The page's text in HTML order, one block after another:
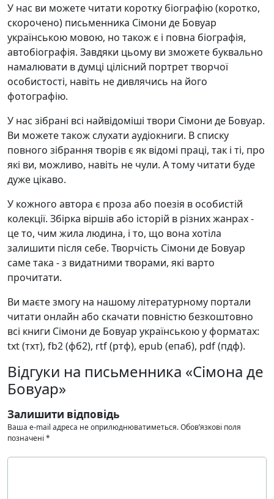
У нас ви можете читати коротку біографію (коротко,
скорочено) письменника Сімони де Бовуар
українською мовою, но також є і повна біографія,
автобіографія. Завдяки цьому ви зможете буквально
намалювати в думці цілісний портрет творчої
особистості, навіть не дивлячись на його
фотографію.
У нас зібрані всі найвідоміші твори Сімони де Бовуар.
Ви можете також слухати аудіокниги. В списку
повного зібрання творів є як відомі праці, так і ті, про
які ви, можливо, навіть не чули. А тому читати буде
дуже цікаво.
У кожного автора є проза або поезія в особистій
колекції. Збірка віршів або історій в різних жанрах -
це то, чим жила людина, і то, що вона хотіла
залишити після себе. Творчість Сімони де Бовуар
саме така - з видатними творами, які варто
прочитати.
Ви маєте змогу на нашому літературному портали
читати онлайн або скачати повністю безкоштовно
всі книги Сімони де Бовуар українською у форматах:
txt (тхт), fb2 (фб2), rtf (ртф), epub (епаб), pdf (пдф).
Відгуки на письменника «Сімона де
Бовуар»
Залишити відповідь
Ваша e-mail адреса не оприлюднюватиметься.Обов’язкові поля
позначені *